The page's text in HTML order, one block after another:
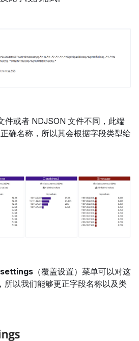
件或者 NDJSON 文件不同，此端
确名称，所以其会根据字段类型给
（覆盖设置）菜单可以对这
所以我们能够更正字段名称以及类